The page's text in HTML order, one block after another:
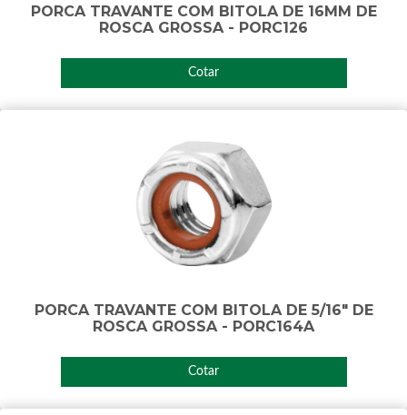
PORCA TRAVANTE COM BITOLA DE 16MM DE
ROSCA GROSSA - PORC126
Cotar
PORCA TRAVANTE COM BITOLA DE 5/16" DE
ROSCA GROSSA - PORC164A
Cotar